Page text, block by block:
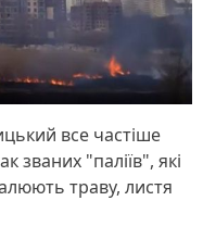
все частіше
званих "паліїв", які
траву, листя